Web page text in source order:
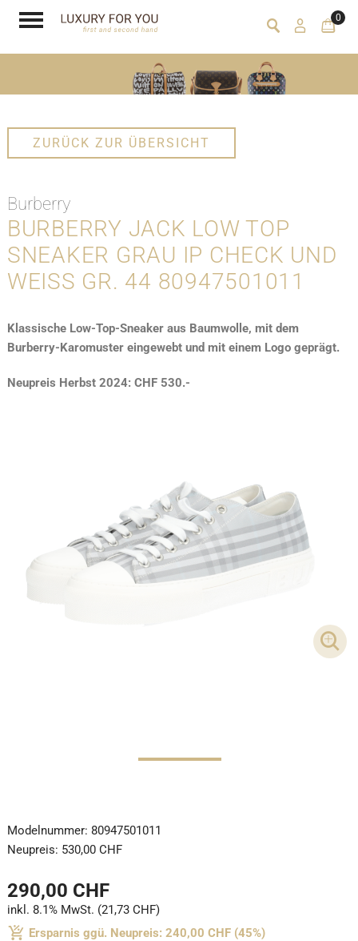
0
ZURÜCK ZUR ÜBERSICHT
Burberry
BURBERRY JACK LOW TOP
SNEAKER GRAU IP CHECK UND
WEISS GR. 44 80947501011
Klassische Low-Top-Sneaker aus Baumwolle, mit dem
Burberry-Karomuster eingewebt und mit einem Logo geprägt.
Neupreis Herbst 2024: CHF 530.-
Modelnummer: 80947501011
Neupreis: 530,00 CHF
290,00 CHF
inkl. 8.1% MwSt. (21,73 CHF)
Ersparnis ggü. Neupreis: 240,00 CHF (45%)